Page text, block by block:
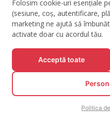
ETICHETE
© Toate drepturile
Folosim cookie-uri esențiale
(sesiune, coș, autentificare,
marketing ne ajută să
activate doar cu acordul tău.
Acceptă toate
Politica